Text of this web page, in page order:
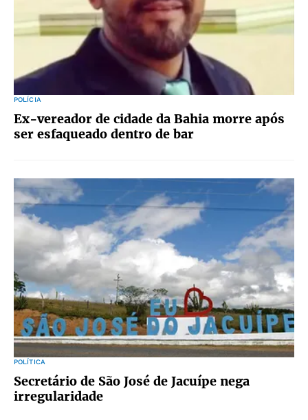
POLÍCIA
Ex-vereador de cidade da Bahia morre após
ser esfaqueado dentro de bar
POLÍTICA
Secretário de São José de Jacuípe nega
irregularidade